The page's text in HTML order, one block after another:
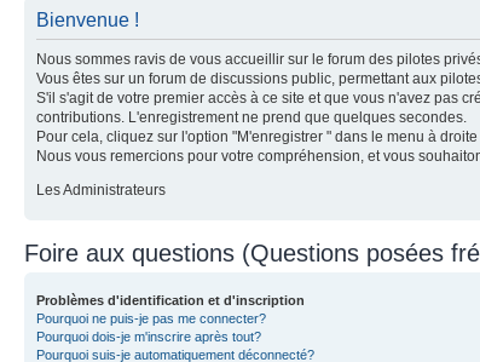
Bienvenue !
Nous sommes ravis de vous accueillir sur le forum des pilotes
Vous êtes sur un forum de discussions public, permettant aux
S'il s'agit de votre premier accès à ce site et que vous n'avez pas
contributions. L'enregistrement ne prend que quelques secondes.
Pour cela, cliquez sur l'option "M'enregistrer " dans le menu à
Nous vous remercions pour votre compréhension, et vous
Les Administrateurs
Foire aux questions (Questions posées
Problèmes d'identification et d'inscription
Pourquoi ne puis-je pas me connecter?
Pourquoi dois-je m'inscrire après tout?
Pourquoi suis-je automatiquement déconnecté?